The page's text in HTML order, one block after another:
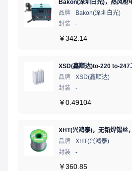
品牌
Bakon(深圳白光)
封装
-
￥342.14
品牌
XSD(鑫顺达)
封装
-
￥0.49104
品牌
XHT(兴鸿泰)
封装
-
￥360.85